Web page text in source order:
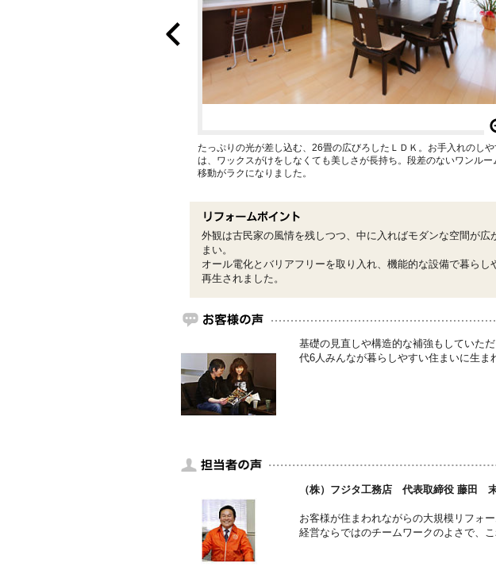
たっぷりの光が差し込む、26畳の広びろしたＬＤＫ。お手入れのし
は、ワックスがけをしなくても美しさが長持ち。段差のないワンルー
移動がラクになりました。
外観は古民家の風情を残しつつ、中に入ればモダンな空間が広
まい。
オール電化とバリアフリーを取り入れ、機能的な設備で暮らし
再生されました。
基礎の見直しや構造的な補強もしていた
代6人みんなが暮らしやすい住まいに生ま
（株）フジタ工務店 代表取締役 藤田
お客様が住まわれながらの大規模リフォ
経営ならではのチームワークのよさで、